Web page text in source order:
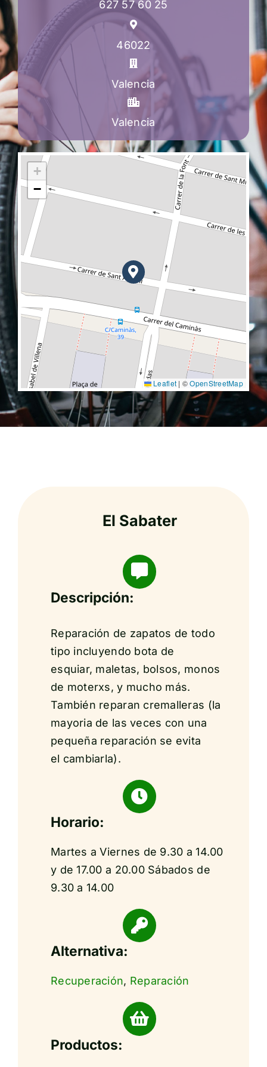
627 57 60 25
46022
Valencia
Valencia
+
−
Leaflet | ©OpenStreetMap
El Sabater
Descripción:
Reparación de zapatos de todo
tipo incluyendo bota de
esquiar, maletas, bolsos, monos
de moterxs, y mucho más.
También reparan cremalleras (la
mayoria de las veces con una
pequeña reparación se evita
el cambiarla).
Horario:
Martes a Viernes de 9.30 a 14.00
y de 17.00 a 20.00 Sábados de
9.30 a 14.00
Alternativa:
Recuperación, Reparación
Productos: